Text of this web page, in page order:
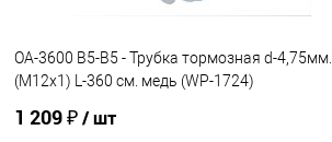
OA-3600 B5-B5 - Трубка тормозная d-4,75мм.
(М12х1) L-360 см. медь (WP-1724)
1 209 ₽/ шт